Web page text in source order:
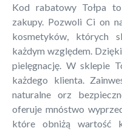
Kod rabatowy Tołpa
zakupy. Pozwoli Ci on
kosmetyków, których
każdym względem.
pielęgnację. W sklepie
każdego klienta.
naturalne orz
oferuje mnóstwo
które obniżą wartość